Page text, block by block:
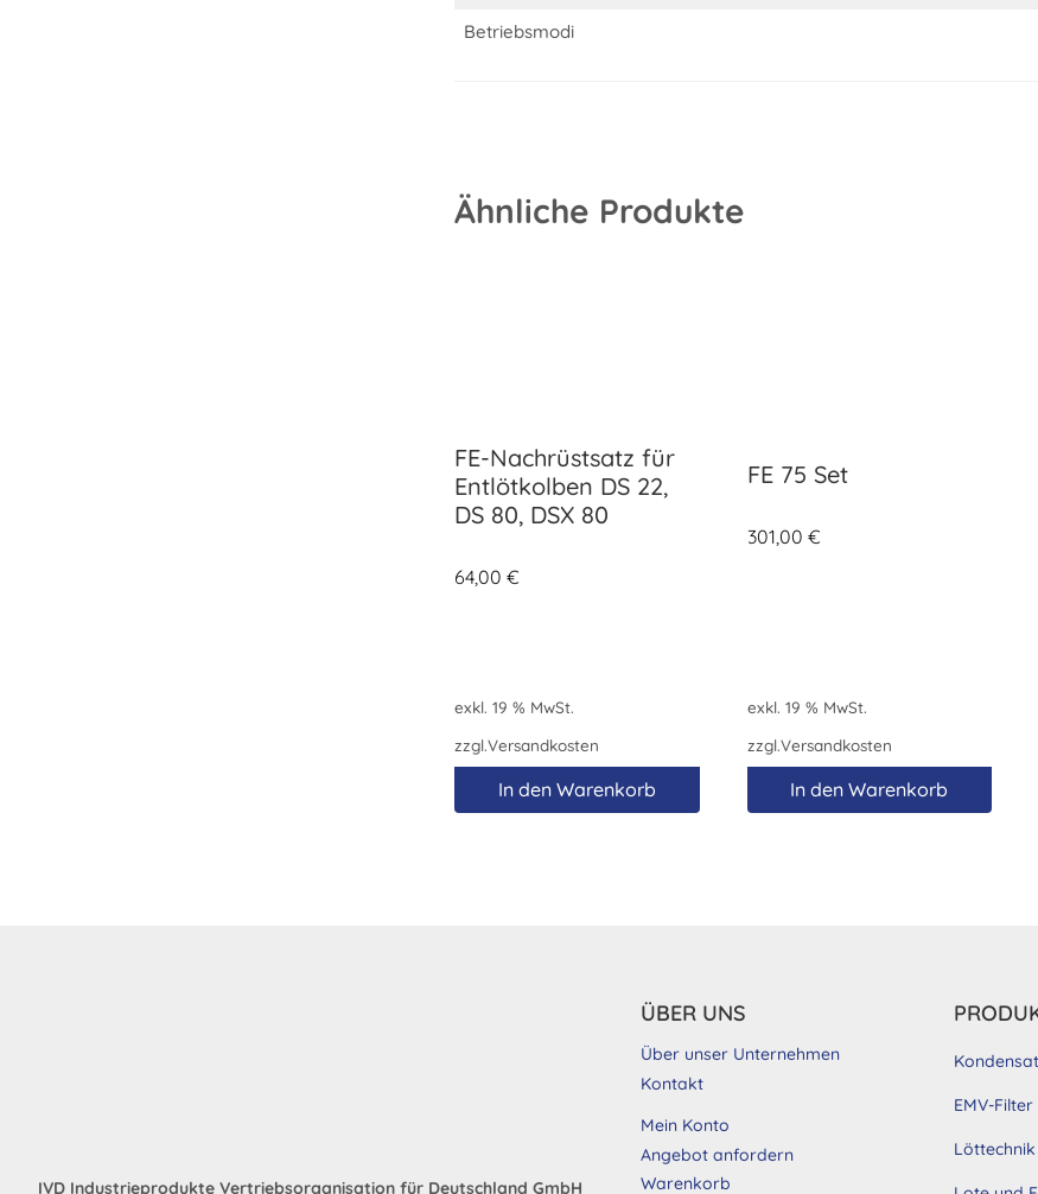
Betriebsmodi
Ähnliche Produkte
FE-Nachrüstsatz für
Entlötkolben DS 22,
DS 80, DSX 80
64,00€
exkl. 19 % MwSt.
zzgl.Versandkosten
In den Warenkorb
FE 75 Set
301,00 €
exkl. 19 % MwSt.
zzgl.Versandkosten
In den Warenkorb
IVD Industrieprodukte Vertriebsorganisation für Deutschland GmbH
ÜBER UNS
Über unser Unternehmen
Kontakt
Mein Konto
Angebot anfordern
Warenkorb
EMV-Filter
Löttechnik